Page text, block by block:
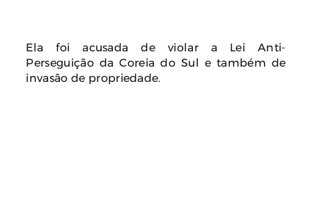
Ela foi acusada de violar a Lei Anti-
Perseguição da Coreia do Sul e também de
invasão de propriedade.